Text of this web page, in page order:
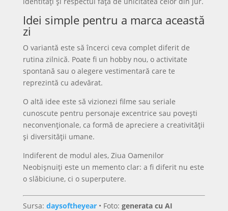
Idei simple pentru a marca această
zi
O variantă este să încerci ceva complet diferit de
rutina zilnică. Poate fi un hobby nou, o activitate
spontană sau o alegere vestimentară care te
reprezintă cu adevărat.
O altă idee este să vizionezi filme sau seriale
cunoscute pentru personaje excentrice sau povești
neconvenționale, ca formă de apreciere a creativității
și diversității umane.
Indiferent de modul ales, Ziua Oamenilor
Neobișnuiți este un memento clar: a fi diferit nu este
o slăbiciune, ci o superputere.
Sursa: daysoftheyear• Foto: generata cu AI